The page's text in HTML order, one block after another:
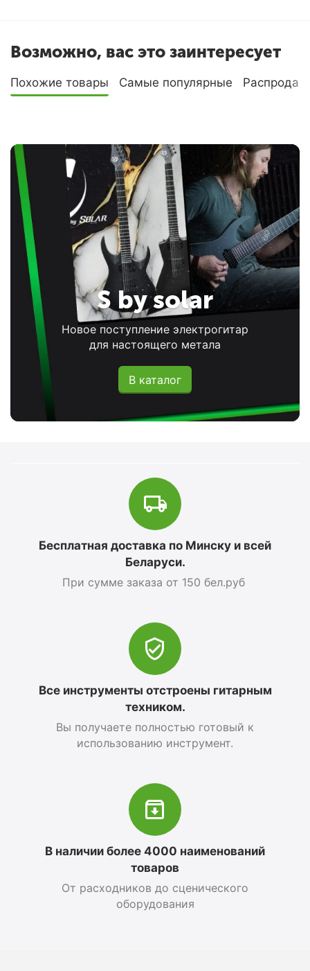
Возможно, вас это заинтересует
Похожие товары Самые популярные
S by solar
Новое поступление электрогитар
для настоящего метала
В каталог
Бесплатная доставка по Минску и всей
Беларуси.
При сумме заказа от 150 бел.руб
Все инструменты отстроены гитарным
техником.
Вы получаете полностью готовый к
использованию инструмент.
В наличии более 4000 наименований
товаров
От расходников до сценического
оборудования